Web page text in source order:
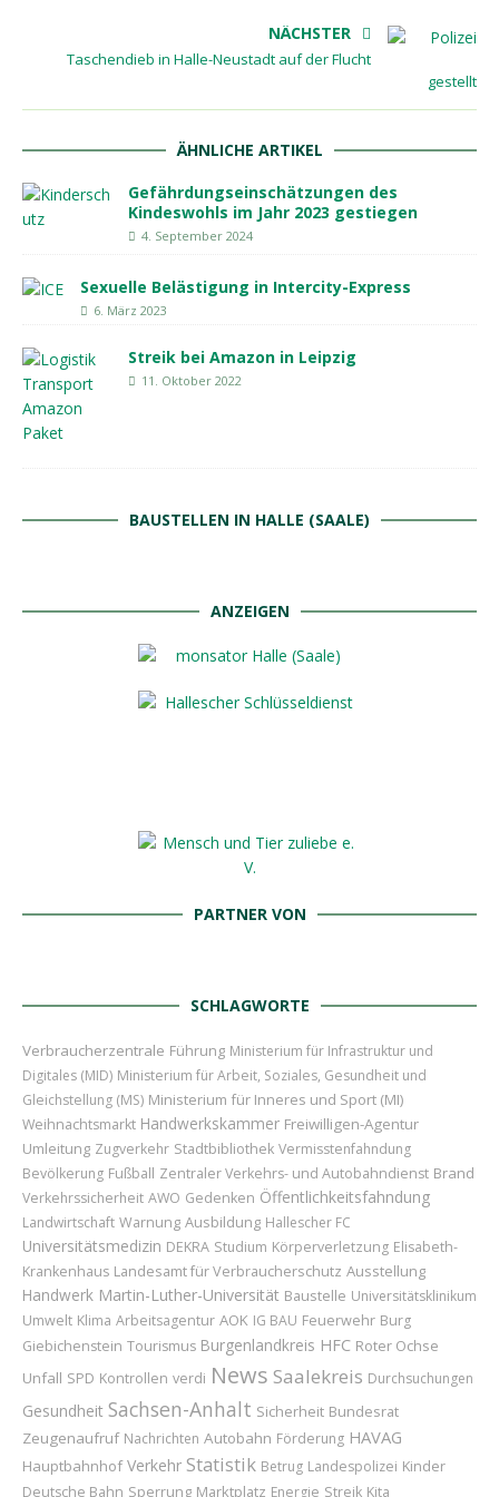
NÄCHSTER
Taschendieb in Halle-Neustadt auf der Flucht
gestellt
ÄHNLICHE ARTIKEL
Gefährdungseinschätzungen des
Kindeswohls im Jahr 2023 gestiegen
4. September 2024
Sexuelle Belästigung in Intercity-Express
6. März 2023
Streik bei Amazon in Leipzig
11. Oktober 2022
BAUSTELLEN IN HALLE (SAALE)
ANZEIGEN
PARTNER VON
SCHLAGWORTE
Verbraucherzentrale Führung Ministerium für Infrastruktur und
Digitales (MID) Ministerium für Arbeit, Soziales, Gesundheit und
Gleichstellung (MS) Ministerium für Inneres und Sport (MI)
Weihnachtsmarkt Handwerkskammer Freiwilligen-Agentur
Umleitung Zugverkehr Stadtbibliothek Vermisstenfahndung
Bevölkerung Fußball Zentraler Verkehrs- und Autobahndienst Brand
Verkehrssicherheit AWO Gedenken Öffentlichkeitsfahndung
Landwirtschaft Warnung Ausbildung Hallescher FC
Universitätsmedizin DEKRA Studium Körperverletzung Elisabeth-
Krankenhaus Landesamt für Verbraucherschutz Ausstellung
Handwerk Martin-Luther-Universität Baustelle Universitätsklinikum
Umwelt Klima Arbeitsagentur AOK IG BAU Feuerwehr Burg
Giebichenstein Tourismus Burgenlandkreis HFC Roter Ochse
Unfall SPD Kontrollen verdi News Saalekreis Durchsuchungen
Gesundheit Sachsen-Anhalt Sicherheit Bundesrat
Zeugenaufruf Nachrichten Autobahn Förderung HAVAG
Hauptbahnhof Verkehr Statistik Betrug Landespolizei Kinder
Deutsche Bahn Sperrung Marktplatz Energie Streik Kita